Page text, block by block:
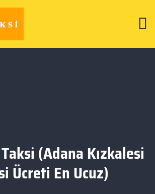
(Adana Kızkalesi
Ücreti En Ucuz)